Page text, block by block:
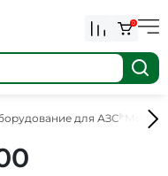
0
для АЗС Мини